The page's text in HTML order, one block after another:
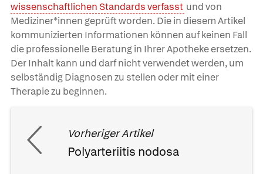
wissenschaftlichen Standards verfasst und von
Mediziner*innen geprüft worden. Die in diesem Artikel
kommunizierten Informationen können auf keinen Fall
die professionelle Beratung in Ihrer Apotheke ersetzen.
Der Inhalt kann und darf nicht verwendet werden, um
selbständig Diagnosen zu stellen oder mit einer
Therapie zu beginnen.
Vorheriger Artikel
Polyarteriitis nodosa